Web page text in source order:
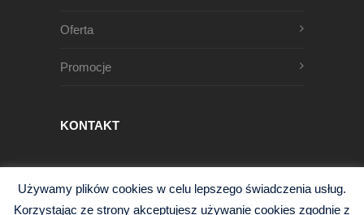
Oferta
Promocje
KONTAKT
68-200 Żary, Polska
Używamy plików cookies w celu lepszego świadczenia usług.
Korzystając ze strony akceptujesz używanie cookies zgodnie z